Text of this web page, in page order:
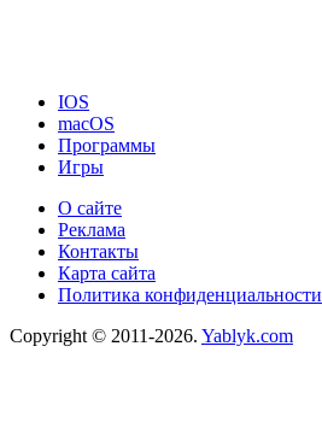
IOS
macOS
Программы
Игры
О сайте
Реклама
Контакты
Карта сайта
Политика конфиденциальности
Copyright © 2011-2026. Yablyk.сom